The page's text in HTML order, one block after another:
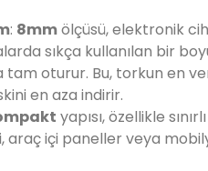
: 8mmölçüsü, elektronik
sıkça kullanılan bir
tam oturur. Bu, torkun en
en aza indirir.
yapısı, özellikle
içi paneller veya